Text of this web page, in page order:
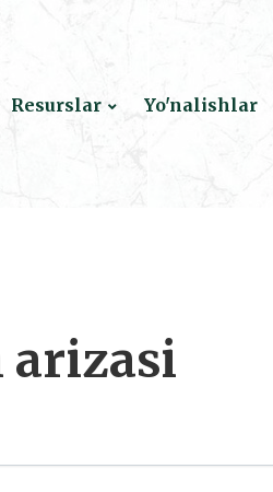
Resurslar Yo'nalishlar
arizasi